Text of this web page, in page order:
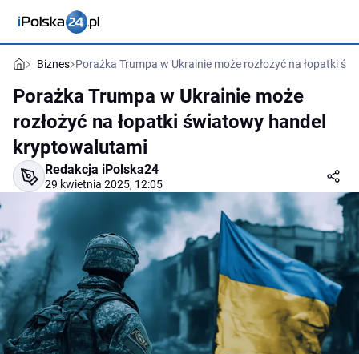
Biznes Porażka Trumpa w Ukrainie może rozłożyć na łopatki
Porażka Trumpa w Ukrainie może
rozłożyć na łopatki światowy handel
kryptowalutami
Redakcja iPolska24
29 kwietnia 2025, 12:05